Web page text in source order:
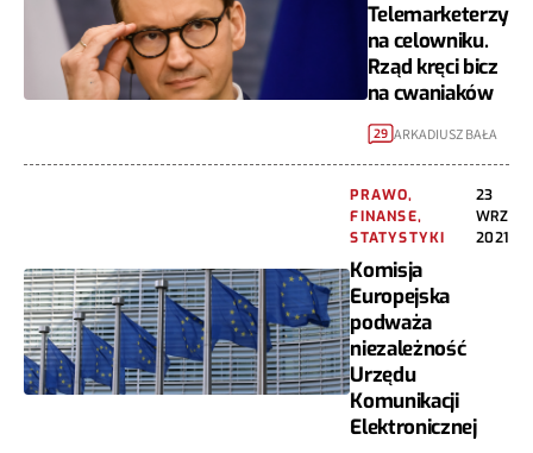
Telemarketerzy
na celowniku.
Rząd kręci bicz
na cwaniaków
29 ARKADIUSZ BAŁA
PRAWO,
FINANSE,
STATYSTYKI
23
WRZ
2021
Komisja
Europejska
podważa
niezależność
Urzędu
Komunikacji
Elektronicznej